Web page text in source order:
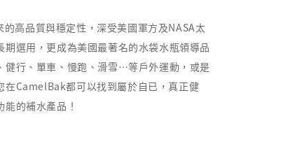
高品質與穩定性，深受美國軍方及NASA太
期選用，更成為美國最著名的水袋水瓶領導品
健行、單車、慢跑、滑雪…等戶外運動，或是
在CamelBak都可以找到屬於自已，真正健
的補水產品！